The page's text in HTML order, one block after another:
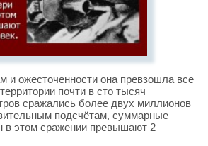
и ожесточенности она превзошла все
почти в сто тысяч
сражались более двух миллионов
подсчётам, суммарные
в этом сражении превышают 2